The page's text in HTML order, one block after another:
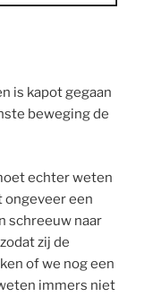
is kapot gegaan
beweging de
echter weten
ongeveer een
schreeuw naar
zij de
of we nog een
immers niet